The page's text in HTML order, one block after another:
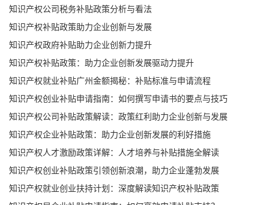
知识产权公司税务补贴政策分析与看法
知识产权补贴政策助力企业创新与发展
知识产权政府补贴助力企业创新力提升
知识产权补贴政策：助力企业创新发展驱动力提升
知识产权就业补贴广州金额揭秘：补贴标准与申请流程
知识产权创业补贴申请指南：如何撰写申请书的要点与技巧
知识产权公司补贴政策解读：政策红利助力企业创新与发展
知识产权企业补贴政策：助力企业创新发展的利好措施
知识产权人才激励政策详解：人才培养与补贴措施全解读
知识产权创业补贴政策引领创新浪潮，助力企业蓬勃发展
知识产权就业创业扶持计划：深度解读知识产权补贴政策